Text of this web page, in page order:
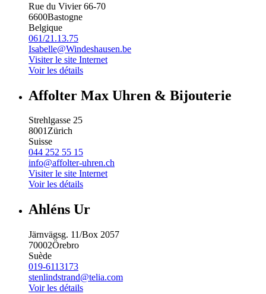
Rue du Vivier 66-70
6600Bastogne
Belgique
061/21.13.75
Isabelle@Windeshausen.be
Visiter le site Internet
Voir les détails
Affolter Max Uhren & Bijouterie
Strehlgasse 25
8001Zürich
Suisse
044 252 55 15
info@affolter-uhren.ch
Visiter le site Internet
Voir les détails
Ahléns Ur
Järnvägsg. 11/Box 2057
70002Örebro
Suède
019-6113173
stenlindstrand@telia.com
Voir les détails